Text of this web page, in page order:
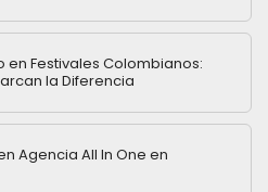
en Festivales Colombianos:
la Diferencia
Agencia All In One en